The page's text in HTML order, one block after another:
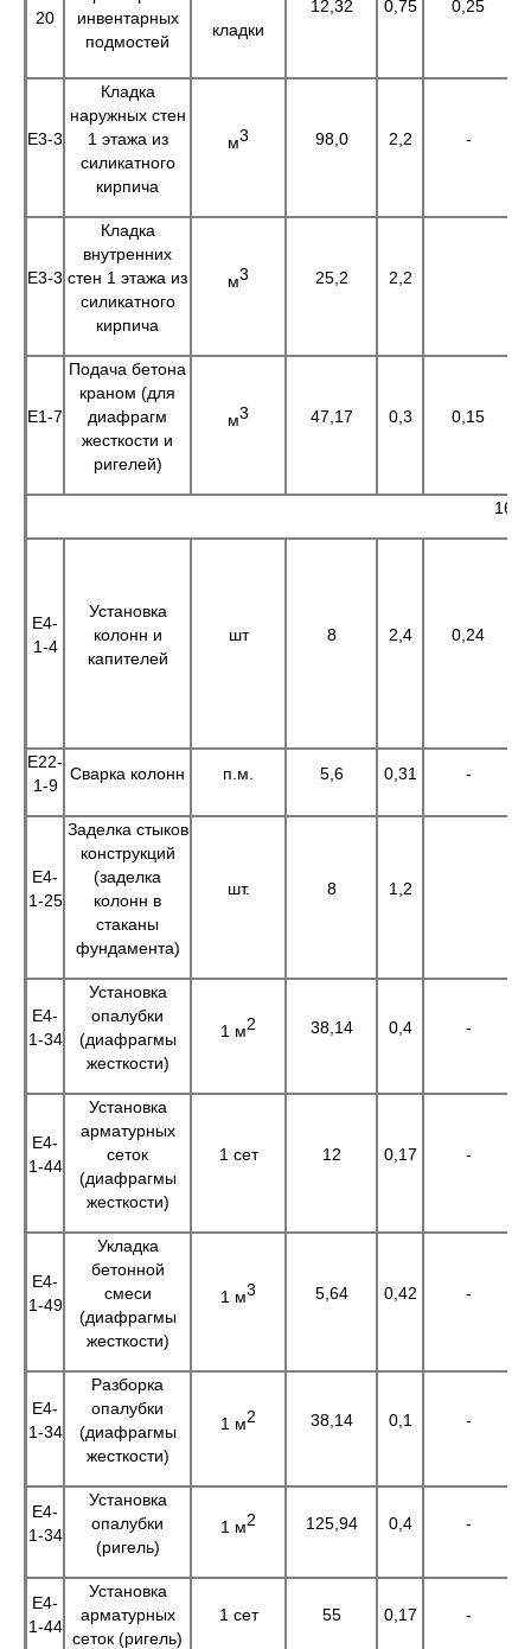
20
инвентарных
подмостей
кладки
12,32 0,75 0,25
Е3-3
Кладка
наружных стен
1 этажа из
силикатного
кирпича
м3 98,0 2,2 -
Е3-3
Кладка
внутренних
стен 1 этажа из
силикатного
кирпича
м3 25,2 2,2
Е1-7
Подача бетона
краном (для
диафрагм
жесткости и
ригелей)
м3 47,17 0,3 0,15
16
Е4-
1-4
Установка
колонн и
капителей
шт 8 2,4 0,24
Е22-
1-9
Сварка колонн п.м. 5,6 0,31 -
Е4-
1-25
Заделка стыков
конструкций
(заделка
колонн в
стаканы
фундамента)
шт. 8 1,2
Е4-
1-34
Установка
опалубки
(диафрагмы
жесткости)
1 м2 38,14 0,4 -
Е4-
1-44
Установка
арматурных
сеток
(диафрагмы
жесткости)
1 сет 12 0,17 -
Е4-
1-49
Укладка
бетонной
смеси
(диафрагмы
жесткости)
1 м3 5,64 0,42 -
Е4-
1-34
Разборка
опалубки
(диафрагмы
жесткости)
1 м2 38,14 0,1 -
Е4-
1-34
Установка
опалубки
(ригель)
1 м2 125,94 0,4 -
Е4-
1-44
Установка
арматурных
сеток (ригель)
1 сет 55 0,17 -